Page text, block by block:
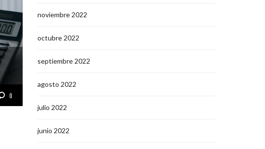
0
noviembre 2022
octubre 2022
septiembre 2022
agosto 2022
julio 2022
junio 2022